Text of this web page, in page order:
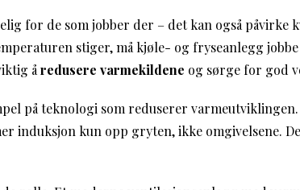
for de som jobber der – det kan også påvirke
stiger, må kjøle- og fryseanlegg
å redusere varmekildene og sørge for god
på teknologi som reduserer
induksjon kun opp gryten, ikke omgivelsene.